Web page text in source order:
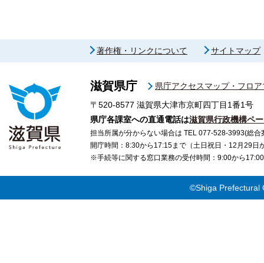
著作権・リンクについて サイトマップ
滋賀県庁
県庁アクセスマップ・フロ
〒520-8577 滋賀県大津市京町四丁目1番1号
県庁各課室への直通電話は滋賀県行政機構ペ
担当所属が分からない場合は TEL 077-528-3993(総合
開庁時間：8:30から17:15まで（土日祝日・12月29日
※手続等に関する窓口業務の受付時間：9:00から
©Shiga Prefectural